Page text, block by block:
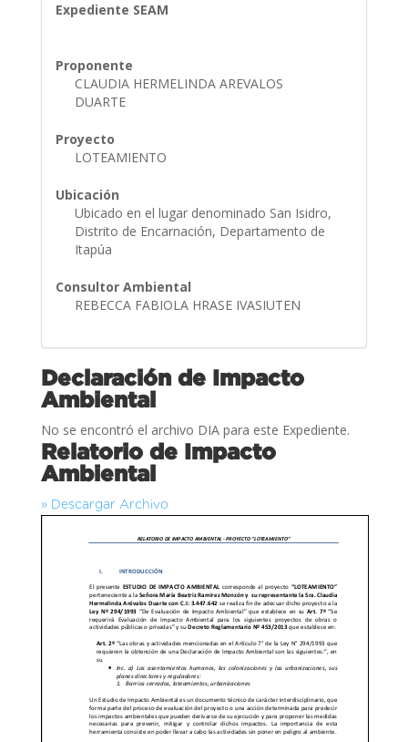
Expediente SEAM
Proponente
CLAUDIA HERMELINDA AREVALOS
DUARTE
Proyecto
LOTEAMIENTO
Ubicación
Ubicado en el lugar denominado San Isidro,
Distrito de Encarnación, Departamento de
Itapúa
Consultor Ambiental
REBECCA FABIOLA HRASE IVASIUTEN
Declaración de Impacto
Ambiental
No se encontró el archivo DIA para este Expediente.
Relatorio de Impacto
Ambiental
» Descargar Archivo